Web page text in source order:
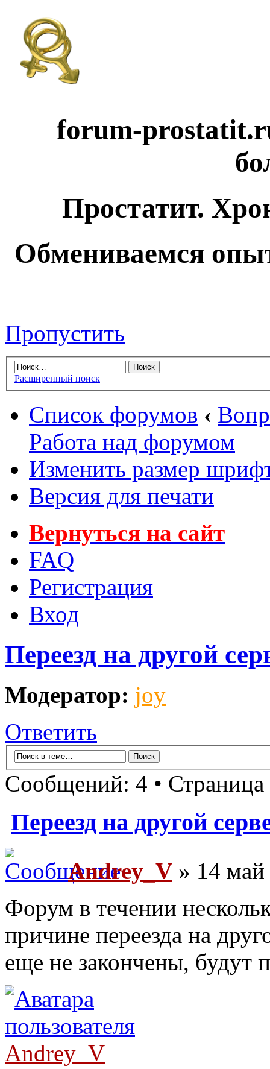
forum-
Простатит.
Обмениваемся
Пропустить
Расширенный поиск
Список форумов ‹
Работа над форумом
Изменить размер
Версия для печати
Вернуться на сайт
FAQ
Регистрация
Вход
Переезд на другой
Модератор: joy
Ответить
Сообщений: 4 • Страница
Переезд на другой
Andrey_V » 14
Форум в течении
причине переезда на
еще не закончены, будут
Andrey_V